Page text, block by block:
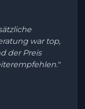
war top,
der Preis